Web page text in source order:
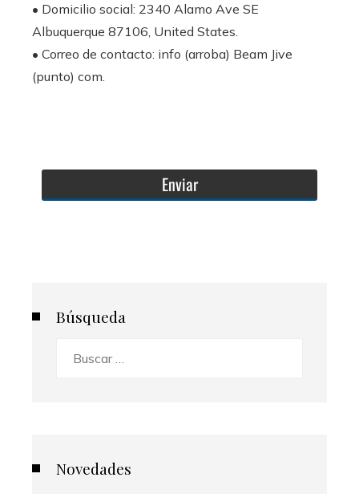
• Domicilio social: 2340 Alamo Ave SE
Albuquerque 87106, United States.
• Correo de contacto: info (arroba) Beam Jive
(punto) com.
Búsqueda
Novedades